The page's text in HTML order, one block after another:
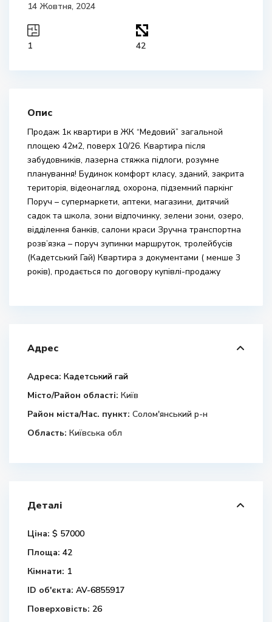
14 Жовтня, 2024
1 42
Опис
Продаж 1к квартири в ЖК “Медовий” загальной
площею 42м2, поверх 10/26. Квартира після
забудовників, лазерна стяжка підлоги, розумне
планування! Будинок комфорт класу, зданий, закрита
територія, відеонагляд, охорона, підземний паркінг
Поруч – супермаркети, аптеки, магазини, дитячий
садок та школа, зони відпочинку, зелени зони, озеро,
відділення банків, салони краси Зручна транспортна
розв’язка – поруч зупинки маршруток, тролейбусів
(Кадетський Гай) Квартира з документами ( менше 3
років), продається по договору купівлі-продажу
Адрес
Адреса: Кадетський гай
Місто/Район області: Київ
Район міста/Нас. пункт: Солом'янський р-н
Область: Київська обл
Деталі
Ціна: $ 57000
Площа: 42
Кімнати: 1
ID об'єкта: AV-6855917
Поверховість: 26